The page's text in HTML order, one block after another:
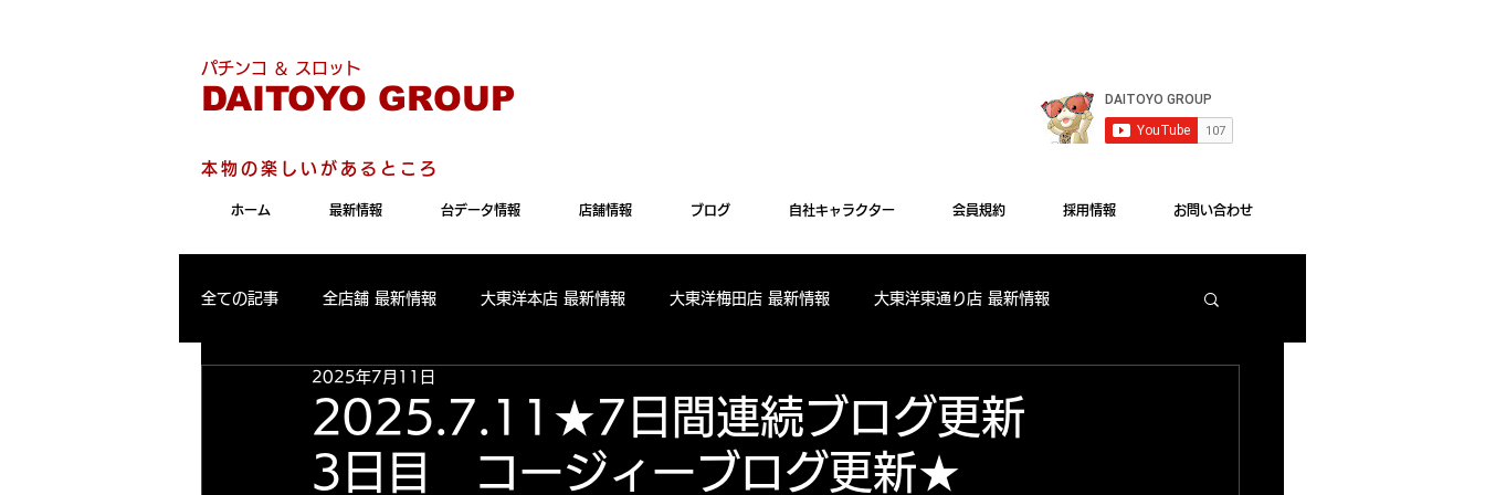
パチンコ ＆ スロット
DAITOYO GROUP
本物の楽しいがあるところ
ホーム 最新情報 台データ情報 店舗情報 ブログ 自社キャラクター 会員規約 採用情報 お問い合わせ
全ての記事 全店舗 最新情報 大東洋本店 最新情報 大東洋梅田店 最新情報 大東洋東通り店 最新情報
パールサーティーン 最新情報
大東洋東通り店 出玉ランキング パールサーティーン 出玉ランキング 周年 リニューアル
2025.7.11★7日間連続ブログ更新
3日目 コージィーブログ更新★
2025年7月11日